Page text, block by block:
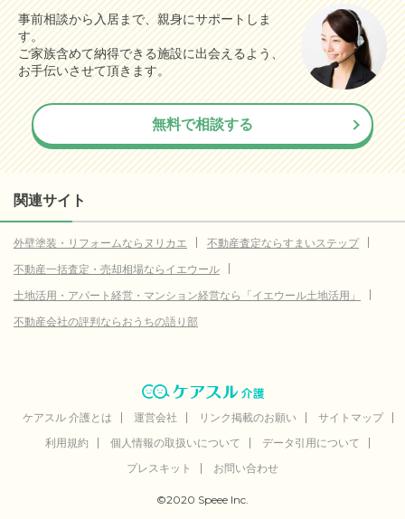
事前相談から入居まで、親身にサポートしま
す。
ご家族含めて納得できる施設に出会えるよう、
お手伝いさせて頂きます。
無料で相談する
関連サイト
外壁塗装・リフォームならヌリカエ
不動産査定ならすまいステップ
不動産一括査定・売却相場ならイエウール
土地活用・アパート経営・マンション経営なら「イエウール土地活用」
不動産会社の評判ならおうちの語り部
ケアスル 介護とは 運営会社 リンク掲載のお願い
サイトマップ
利用規約
個人情報の取扱いについて
データ引用について
プレスキット
お問い合わせ
©2020 Speee Inc.